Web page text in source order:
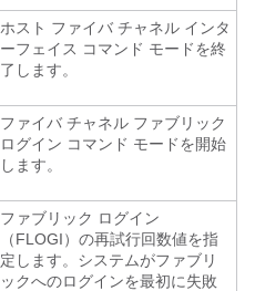
ホスト ファイバ チャネル インタ
ーフェイス コマンド モードを終
了します。
ファイバ チャネル ファブリック
ログイン コマンド モードを開始
します。
ファブリック ログイン
（FLOGI）の再試行回数値を指
定します。システムがファブリ
ックへのログインを最初に失敗